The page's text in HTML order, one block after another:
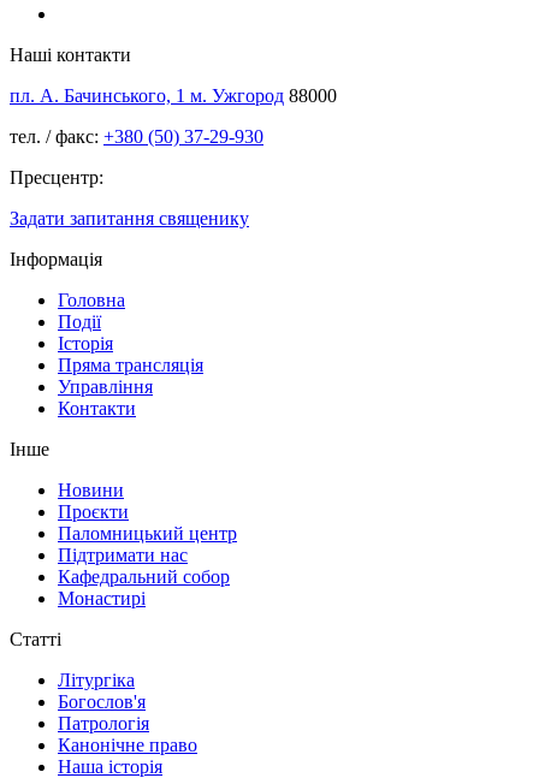
Наші контакти
пл. А. Бачинського, 1 м. Ужгород 88000
тел. / факс: +380 (50) 37-29-930
Пресцентр:
Задати запитання священику
Інформація
Головна
Події
Історія
Пряма трансляція
Управління
Контакти
Інше
Новини
Проєкти
Паломницький центр
Підтримати нас
Кафедральний собор
Монастирі
Статті
Літургіка
Богослов'я
Патрологія
Канонічне право
Наша історія